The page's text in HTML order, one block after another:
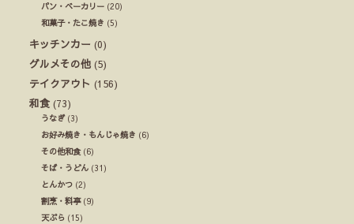
パン・ベーカリー (20)
和菓子・たこ焼き (5)
キッチンカー (0)
グルメその他 (5)
テイクアウト (156)
和食 (73)
うなぎ(3)
お好み焼き・もんじゃ焼き (6)
その他和食(6)
そば・うどん (31)
とんかつ (2)
割烹・料亭(9)
天ぷら (15)